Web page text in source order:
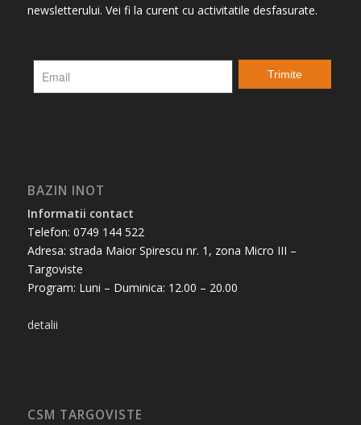
newsletterului. Vei fi la curent cu activitatile desfasurate.
BAZIN INOT
Informatii contact
Telefon: 0749 144 522
Adresa: strada Maior Spirescu nr. 1, zona Micro III –
Targoviste
Program: Luni – Duminica: 12.00 – 20.00
detalii
CSM TARGOVISTE